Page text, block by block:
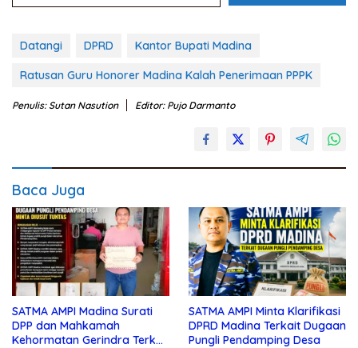
Datangi DPRD Kantor Bupati Madina
Ratusan Guru Honorer Madina Kalah Penerimaan PPPK
Penulis: Sutan Nasution Editor: Pujo Darmanto
Baca Juga
SATMA AMPI Madina Surati
DPP dan Mahkamah
Kehormatan Gerindra Terkait
SATMA AMPI Minta Klarifikasi
DPRD Madina Terkait Dugaan
Pungli Pendamping Desa